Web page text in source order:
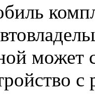
может